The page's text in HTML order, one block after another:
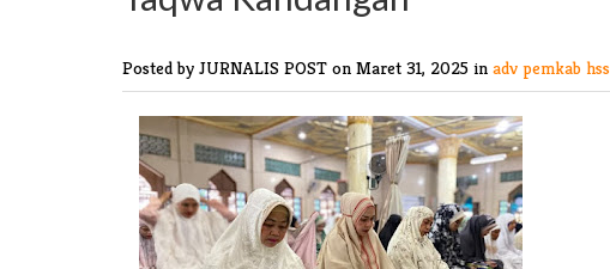
Posted by JURNALIS POST on Maret 31, 2025 in adv pemkab hss